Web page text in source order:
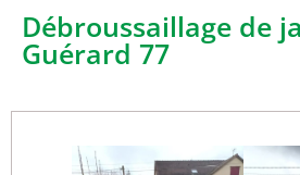
Débroussaillage de
Guérard 77